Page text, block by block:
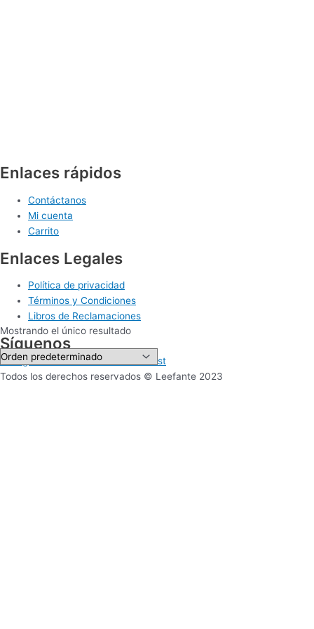
Mostrando el único resultado
Enlaces rápidos
Contáctanos
Mi cuenta
Carrito
Enlaces Legales
Política de privacidad
Términos y Condiciones
Libros de Reclamaciones
Síguenos
Instagram Facebook Tiktok
Pinterest
Todos los derechos reservados © Leefante 2023